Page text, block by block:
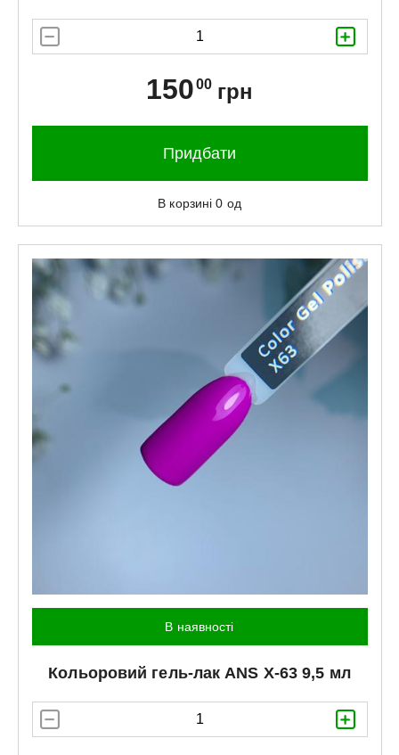
15000 грн
Придбати
В корзині0 од
В наявності
Кольоровий гель-лакANS X-63 9,5 мл